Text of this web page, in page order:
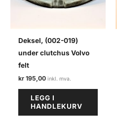
Deksel, (002-019)
under clutchus Volvo
felt
kr 195,00
LEGG I
HANDLEKURV